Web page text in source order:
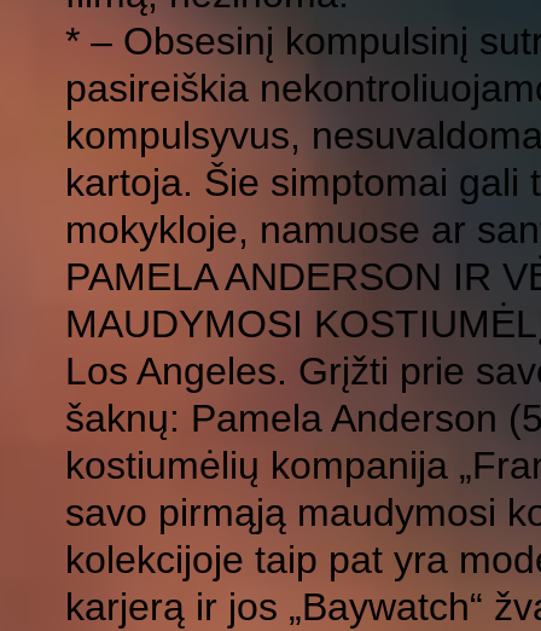
* – Obsesinį kompulsinį
pasireiškia
kompulsyvus,
kartoja. Šie simptomai gali
mokykloje, namuose ar
PAMELA ANDERSON IR
MAUDYMOSI
Los Angeles. Grįžti prie
šaknų: Pamela Anderson
kostiumėlių kompanija
savo pirmąją maudymosi
kolekcijoje taip pat yra
karjerą ir jos „Baywatch“